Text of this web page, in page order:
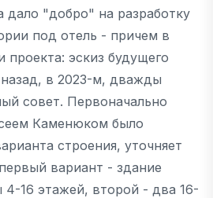
дало "добро" на разработку
под отель - причем в
проекта: эскиз будущего
в 2023-м, дважды
совет. Первоначально
Каменюком было
строения, уточняет
вариант - здание
16 этажей, второй - два 16-